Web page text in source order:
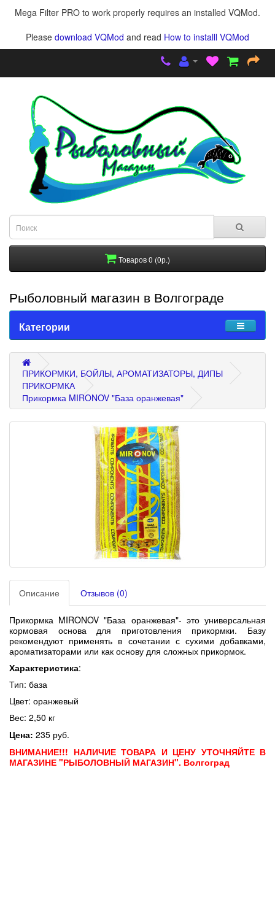
Mega Filter PRO to work properly requires an installed VQMod.
Please download VQMod and read How to installl VQMod
Товаров 0 (0р.)
Рыболовный магазин в Волгограде
Категории
ПРИКОРМКИ, БОЙЛЫ, АРОМАТИЗАТОРЫ, ДИПЫ
ПРИКОРМКА
Прикормка MIRONOV "База оранжевая"
Описание Отзывов (0)
Прикормка MIRONOV "База оранжевая"- это универсальная
кормовая основа для приготовления прикормки. Базу
рекомендуют применять в сочетании с сухими добавками,
ароматизаторами или как основу для сложных прикормок.
Характеристика:
Тип: база
Цвет: оранжевый
Вес: 2,50 кг
Цена: 235 руб.
ВНИМАНИЕ!!! НАЛИЧИЕ ТОВАРА И ЦЕНУ УТОЧНЯЙТЕ В
МАГАЗИНЕ "РЫБОЛОВНЫЙ МАГАЗИН". Волгоград